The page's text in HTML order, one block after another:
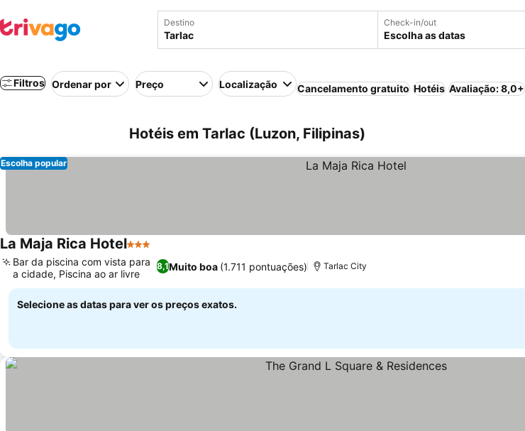
Destino Check-in/out
Escolha as datas
Filtros Ordenar por Preço Localização Cancelamento gratuito Hotéis Avaliação: 8,0+
Hotéis em Tarlac (Luzon, Filipinas)
Escolha popular
La Maja Rica Hotel3 Estrelas
8,1Muito boa (1.711 pontuações)
Bar da piscina com vista para
a cidade, Piscina ao ar livre
Tarlac City
Selecione as datas para ver os preços exatos.